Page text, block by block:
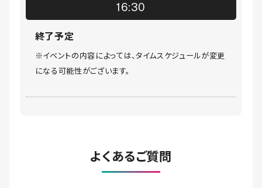
16:30
終了予定
※イベントの内容によっては、タイムスケジュールが変更
になる可能性がございます。
よくあるご質問